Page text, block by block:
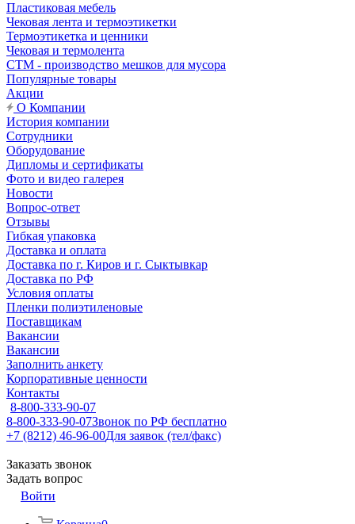
Пластиковая мебель
Чековая лента и термоэтикетки
Термоэтикетка и ценники
Чековая и термолента
СТМ - производство мешков для мусора
Популярные товары
Акции
О Компании
История компании
Сотрудники
Оборудование
Дипломы и сертификаты
Фото и видео галерея
Новости
Вопрос-ответ
Отзывы
Гибкая упаковка
Доставка и оплата
Доставка по г. Киров и г. Сыктывкар
Доставка по РФ
Условия оплаты
Пленки полиэтиленовые
Поставщикам
Вакансии
Вакансии
Заполнить анкету
Корпоративные ценности
Контакты
8-800-333-90-07
8-800-333-90-07Звонок по РФ бесплатно
+7 (8212) 46-96-00Для заявок (тел/факс)
Заказать звонок
Задать вопрос
Войти